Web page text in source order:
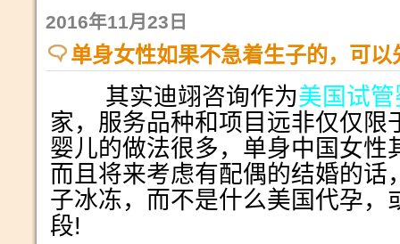
2016年11月23日
单身女性如果不急着生子的，可
其实迪翊咨询作为美国试
家，服务品种和项目远非仅仅限
婴儿的做法很多，单身中国女性
而且将来考虑有配偶的结婚的话
子冰冻，而不是什么美国代孕，
段!